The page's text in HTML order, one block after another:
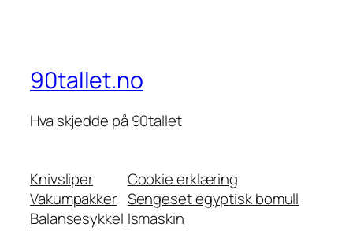
90tallet.no
Hva skjedde på 90tallet
Knivsliper
Vakumpakker
Balansesykkel
Cookie erklæring
Sengeset egyptisk bomull
Ismaskin